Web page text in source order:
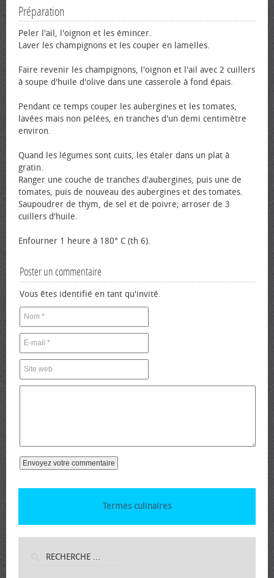
Préparation
Peler l'ail, l'oignon et les émincer.
Laver les champignons et les couper en lamelles.
Faire revenir les champignons, l'oignon et l'ail avec 2 cuillers
à soupe d'huile d'olive dans une casserole à fond épais.
Pendant ce temps couper les aubergines et les tomates,
lavées mais non pelées, en tranches d'un demi centimètre
environ.
Quand les légumes sont cuits, les étaler dans un plat à
gratin.
Ranger une couche de tranches d'aubergines, puis une de
tomates, puis de nouveau des aubergines et des tomates.
Saupoudrer de thym, de sel et de poivre; arroser de 3
cuillers d'huile.
Enfourner 1 heure à 180° C (th 6).
Poster un commentaire
Vous êtes identifié en tant qu'invité.
Termes culinaires